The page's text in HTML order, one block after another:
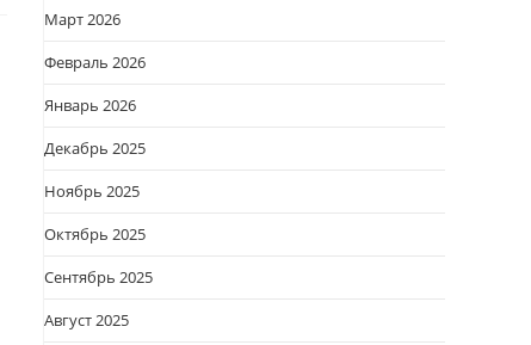
Март 2026
Февраль 2026
Январь 2026
Декабрь 2025
Ноябрь 2025
Октябрь 2025
Сентябрь 2025
Август 2025